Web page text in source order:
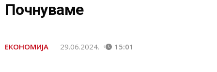
Почнуваме
ЕКОНОМИЈА 29.06.2024. 15:01